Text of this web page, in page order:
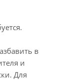
в
и
Для